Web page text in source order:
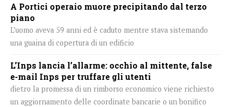
A Portici operaio muore precipitando dal terzo
piano
L’uomo aveva 59 anni ed è caduto mentre stava sistemando
una guaina di copertura di un edificio
L’Inps lancia l’allarme: occhio al mittente, false
e-mail Inps per truffare gli utenti
dietro la promessa di un rimborso economico viene richiesto
un aggiornamento delle coordinate bancarie o un bonifico